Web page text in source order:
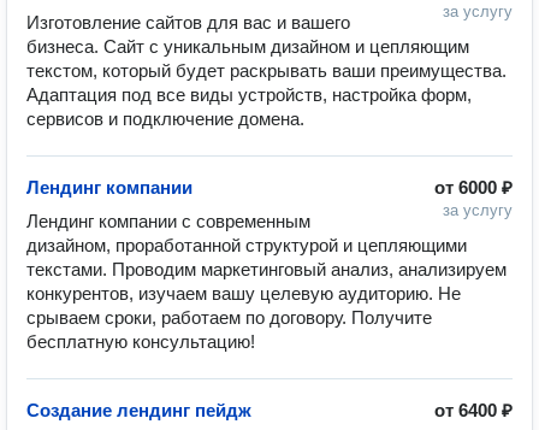
за услугу
Изготовление сайтов для вас и вашего
бизнеса. Сайт с уникальным дизайном и цепляющим
текстом, который будет раскрывать ваши преимущества.
Адаптация под все виды устройств, настройка форм,
сервисов и подключение домена.
от 6000 ₽
за услугу
Лендинг компании
Лендинг компании с современным
дизайном, проработанной структурой и цепляющими
текстами. Проводим маркетинговый анализ, анализируем
конкурентов, изучаем вашу целевую аудиторию. Не
срываем сроки, работаем по договору. Получите
бесплатную консультацию!
от 6400 ₽
Создание лендинг пейдж